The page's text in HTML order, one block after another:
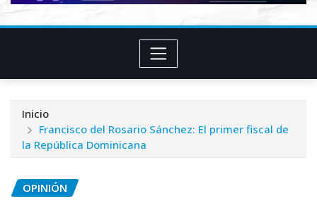
Inicio
Francisco del Rosario Sánchez: El primer fiscal de
la República Dominicana
OPINIÓN